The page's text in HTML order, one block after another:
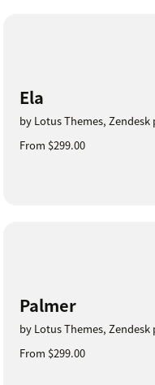
Ela
by Lotus Themes, Zendesk
From $299.00
Palmer
by Lotus Themes, Zendesk
From $299.00